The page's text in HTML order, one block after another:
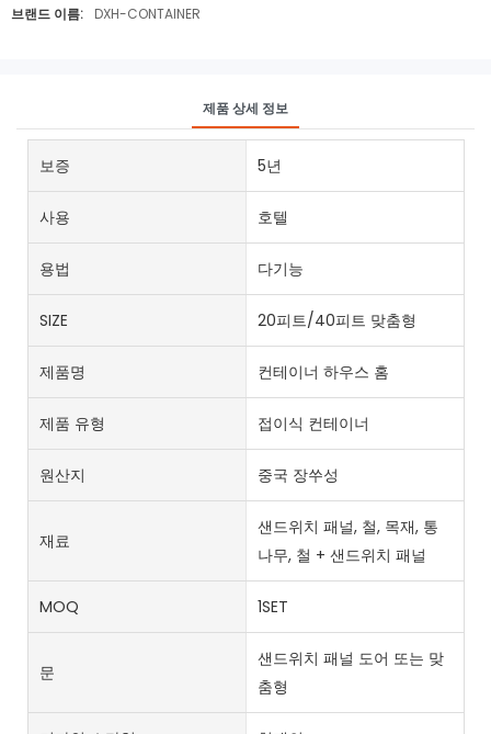
브랜드 이름:
DXH-CONTAINER
제품 상세 정보
보증 5년
사용 호텔
용법 다기능
SIZE 20피트/40피트 맞춤형
제품명 컨테이너 하우스 홈
제품 유형 접이식 컨테이너
원산지 중국 장쑤성
재료
샌드위치 패널, 철, 목재, 통
나무, 철 + 샌드위치 패널
MOQ 1SET
문
샌드위치 패널 도어 또는 맞
춤형